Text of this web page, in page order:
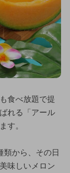
食べ放題で提
れる「アール
す。
類から、その日
味しいメロン